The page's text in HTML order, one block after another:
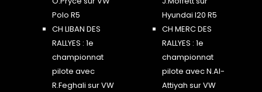
Polo R5
Hyundai I20 R5
CH LIBAN DES
RALLYES : 1e
championnat
pilote avec
R.Feghali sur VW
CH MERC DES
RALLYES : 1e
championnat
pilote avec N.Al-
Attiyah sur VW